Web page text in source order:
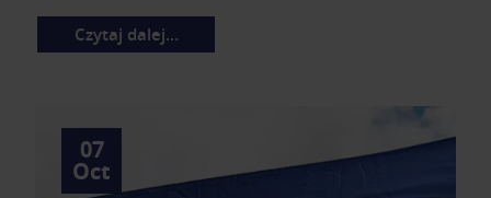
Czytaj dalej…
07
Oct